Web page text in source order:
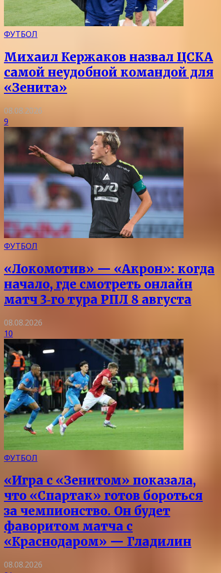
ФУТБОЛ
Михаил Кержаков назвал ЦСКА
самой неудобной командой для
«Зенита»
08.08.2026
9
ФУТБОЛ
«Локомотив» — «Акрон»: когда
начало, где смотреть онлайн
матч 3‑го тура РПЛ 8 августа
08.08.2026
10
ФУТБОЛ
«Игра с «Зенитом» показала,
что «Спартак» готов бороться
за чемпионство. Он будет
фаворитом матча с
«Краснодаром» — Гладилин
08.08.2026